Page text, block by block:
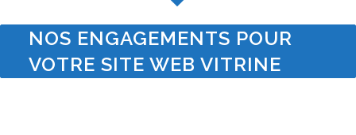
NOS ENGAGEMENTS POUR
VOTRE SITE WEB VITRINE